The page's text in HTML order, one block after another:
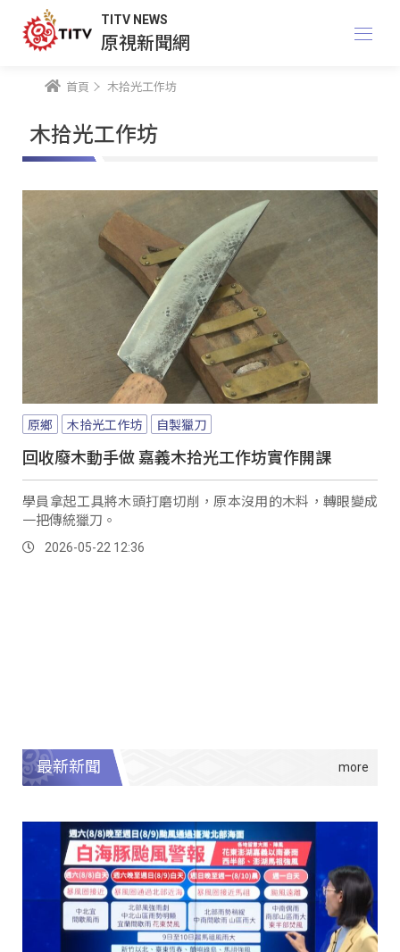
TITV NEWS
原視新聞網
首頁 木拾光工作坊
木拾光工作坊
原鄉 木拾光工作坊 自製獵刀
回收廢木動手做 嘉義木拾光工作坊實作開課
學員拿起工具將木頭打磨切削，原本沒用的木料，轉眼變成
一把傳統獵刀。
2026-05-22 12:36
最新新聞